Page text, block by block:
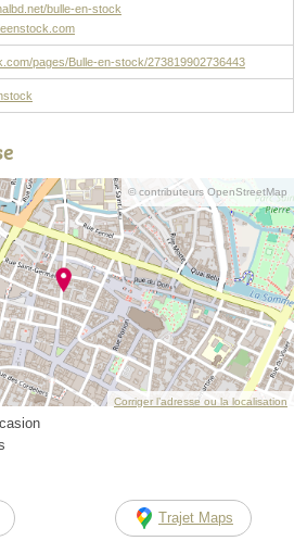
bulle-en-stock
pages/Bulle-en-stock/273819902736443
© contributeurs OpenStreetMap
Corriger l’adresse ou la localisation
Trajet Maps